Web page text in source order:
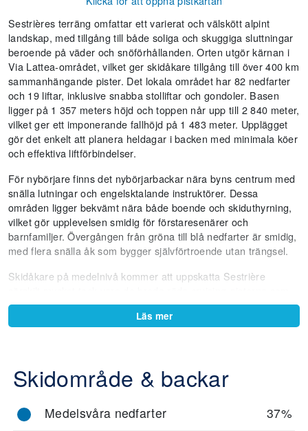
Sestrières terräng omfattar ett varierat och välskött alpint
landskap, med tillgång till både soliga och skuggiga sluttningar
beroende på väder och snöförhållanden. Orten utgör kärnan i
Via Lattea-området, vilket ger skidåkare tillgång till över 400 km
sammanhängande pister. Det lokala området har 82 nedfarter
och 19 liftar, inklusive snabba stolliftar och gondoler. Basen
ligger på 1 357 meters höjd och toppen når upp till 2 840 meter,
vilket ger ett imponerande fallhöjd på 1 483 meter. Upplägget
gör det enkelt att planera heldagar i backen med minimala köer
och effektiva liftförbindelser.
För nybörjare finns det nybörjarbackar nära byns centrum med
snälla lutningar och engelsktalande instruktörer. Dessa
områden ligger bekvämt nära både boende och skiduthyrning,
vilket gör upplevelsen smidig för förstaresenärer och
barnfamiljer. Övergången från gröna till blå nedfarter är smidig,
med flera snälla åk som bygger självförtroende utan trängsel.
Skidåkare på medelnivå kommer att uppskatta Sestrière
dominerar området. Bland annat finns den långa 9 km-långa
nedfarten från Mount Fraiteve, som förbinder Sestrière med
utsikt.
av branta svarta pister, puckelpister och offpistmöjligheter när
Läs mer
Skidområde & backar
Medelsvåra nedfarter 37%